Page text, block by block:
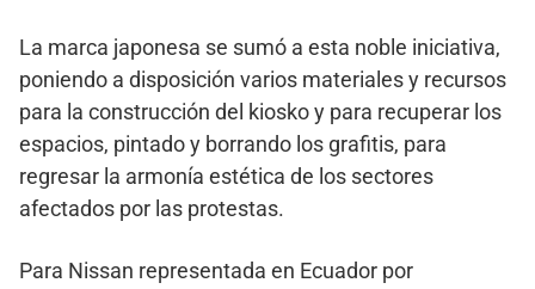
La marca japonesa se sumó a esta noble iniciativa,
poniendo a disposición varios materiales y recursos
para la construcción del kiosko y para recuperar los
espacios, pintado y borrando los grafitis, para
regresar la armonía estética de los sectores
afectados por las protestas.
Para Nissan representada en Ecuador por